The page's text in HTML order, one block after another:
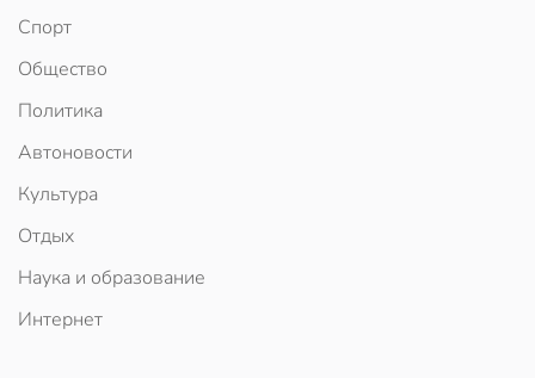
Спорт
Общество
Политика
Автоновости
Культура
Отдых
Наука и образование
Интернет